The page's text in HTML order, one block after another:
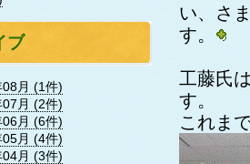
い、さ
す。
工藤氏
す。
これま
ブ
月 (1件)
月 (2件)
月 (6件)
月 (4件)
月 (3件)